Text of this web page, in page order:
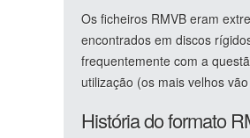
Os ficheiros RMVB eram
encontrados em discos
frequentemente com a
utilização (os mais velhos
História do formato